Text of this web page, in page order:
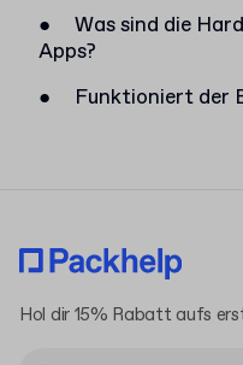
●
Was sind die
Apps?
●
Funktioniert der
Hol dir 15% Rabatt aufs